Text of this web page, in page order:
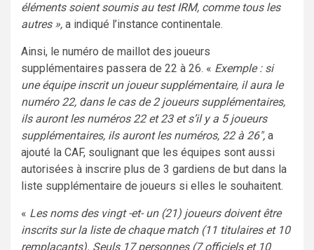
éléments soient soumis au test IRM, comme tous les
autres », a indiqué l’instance continentale.
Ainsi, le numéro de maillot des joueurs
supplémentaires passera de 22 à 26. « Exemple : si
une équipe inscrit un joueur supplémentaire, il aura le
numéro 22, dans le cas de 2 joueurs supplémentaires,
ils auront les numéros 22 et 23 et s’il y a 5 joueurs
supplémentaires, ils auront les numéros, 22 à 26″, a
ajouté la CAF, soulignant que les équipes sont aussi
autorisées à inscrire plus de 3 gardiens de but dans la
liste supplémentaire de joueurs si elles le souhaitent.
« Les noms des vingt -et- un (21) joueurs doivent être
inscrits sur la liste de chaque match (11 titulaires et 10
remplaçants). Seuls 17 personnes (7 officiels et 10